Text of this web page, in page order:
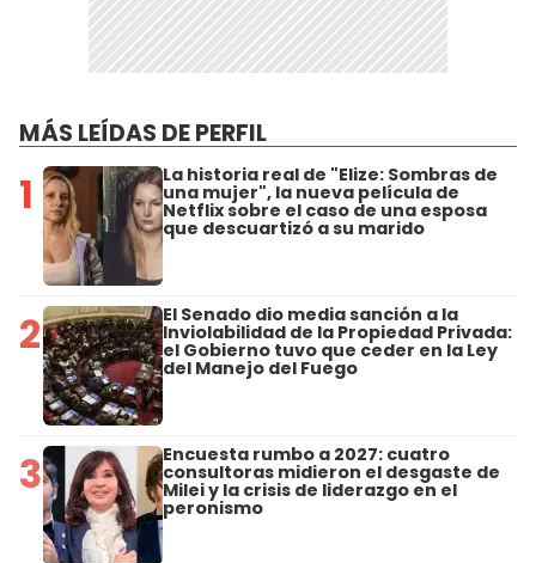
MÁS LEÍDAS DE PERFIL
1 La historia real de "Elize: Sombras de
una mujer", la nueva película de
Netflix sobre el caso de una esposa
que descuartizó a su marido
2 El Senado dio media sanción a la
Inviolabilidad de la Propiedad Privada:
el Gobierno tuvo que ceder en la Ley
del Manejo del Fuego
3 Encuesta rumbo a 2027: cuatro
consultoras midieron el desgaste de
Milei y la crisis de liderazgo en el
peronismo